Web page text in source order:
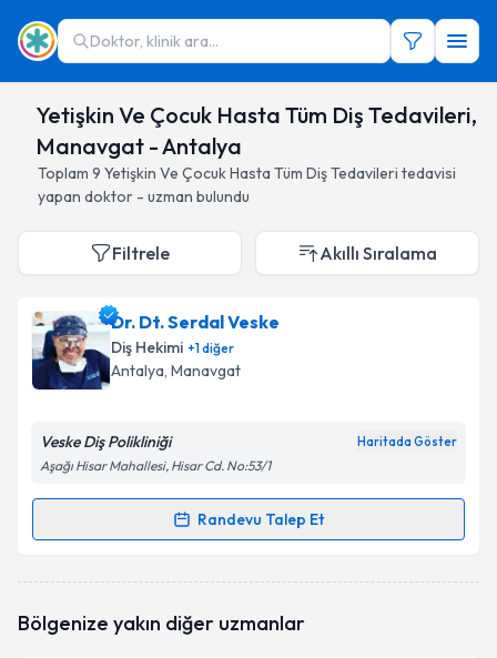
Doktor, klinik ara...
Yetişkin Ve Çocuk Hasta Tüm Diş Tedavileri,
Manavgat - Antalya
Toplam 9 Yetişkin Ve Çocuk Hasta Tüm Diş Tedavileri tedavisi
yapan doktor - uzman bulundu
Filtrele Akıllı Sıralama
Dr. Dt. Serdal Veske
Diş Hekimi +1diğer
Antalya, Manavgat
Veske Diş Polikliniği Haritada Göster
Aşağı Hisar Mahallesi, Hisar Cd. No:53/1
Randevu Talep Et
Randevu Takvimi Talebi
oluşturun. Size bu uzmandan randevu almanız için bir
Bölgenize yakın diğer uzmanlar